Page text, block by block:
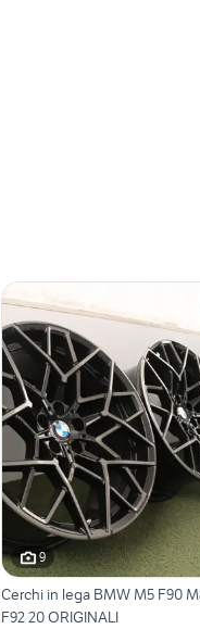
9
Cerchi in lega BMW M5 F90
F92 20 ORIGINALI